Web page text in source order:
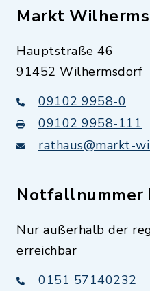
Markt
Hauptstraße 46
91452 Wilhermsdorf
09102 9958-0
09102 9958-111
rathaus@markt-
Notfallnummer
Nur außerhalb der
erreichbar
0151 57140232